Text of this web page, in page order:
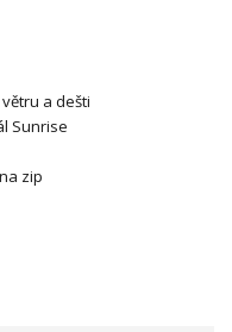
a dešti
Sunrise
zip